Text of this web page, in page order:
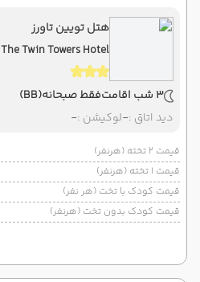
هتل تویین تاورز
The Twin Towers Hotel
3 شب اقامت فقط صبحانه(BB)
دید اتاق :-لوکیشن :-
قیمت 2 تخته (هرنفر)
قیمت 1 تخته (هرنفر)
قیمت کودک با تخت (هر نفر)
قیمت کودک بدون تخت (هرنفر)